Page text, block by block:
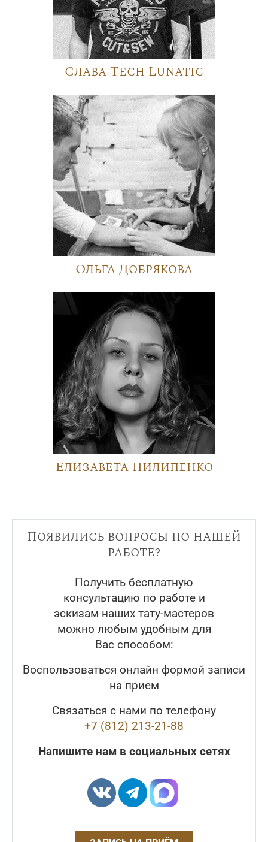
Слава Tech Lunatic
Ольга Добрякова
Елизавета Пилипенко
Появились вопросы по нашей
работе?
Получить бесплатную
консультацию по работе и
эскизам наших тату-мастеров
можно любым удобным для
Вас способом:
Воспользоваться онлайн формой записи
на прием
Связаться с нами по телефону
+7 (812) 213-21-88
Напишите нам в социальных сетях